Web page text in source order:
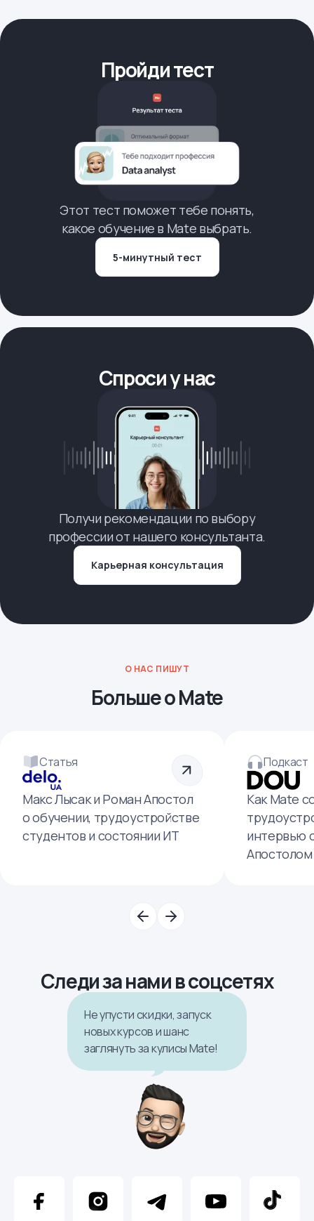
Пройди тест
Этот тест поможет тебе понять,
какое обучение в Mate выбрать.
5-минутный тест
Спроси у нас
Получи рекомендации по выбору
профессии от нашего консультанта.
Карьерная консультация
О НАС ПИШУТ
Больше о Mate
Статья
Макс Лысак и Роман Апостол
о обучении, трудоустройстве
студентов и состоянии ИТ
Подкаст
Как Mate
интервью
Апостолом
Следи за нами в соцсетях
Не упусти скидки, запуск
новых курсов и шанс
заглянуть за кулисы Mate!